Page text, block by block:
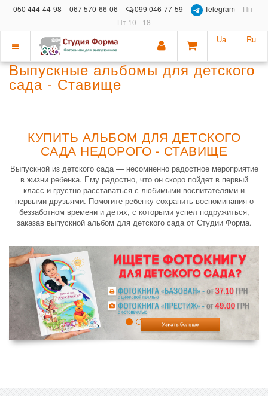
050 444-44-98 067 570-66-06 099 046-77-59 Telegram
Пн-
Пт 10 - 18
Показать
меню
Ua Ru
Выпускные альбомы для детского
сада - Ставище
КУПИТЬ АЛЬБОМ ДЛЯ ДЕТСКОГО
САДА НЕДОРОГО - СТАВИЩЕ
Выпускной из детского сада — несомненно радостное мероприятие
в жизни ребенка. Ему радостно, что он скоро пойдет в первый
класс и грустно расставаться с любимыми воспитателями и
первыми друзьями. Помогите ребенку сохранить воспоминания о
беззаботном времени и детях, с которыми успел подружиться,
заказав выпускной альбом для детского сада от Студии Форма.